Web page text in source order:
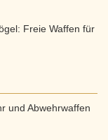
Freie Waffen für
und Abwehrwaffen